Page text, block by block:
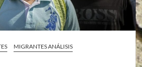
MIGRANTES ANÁLISIS